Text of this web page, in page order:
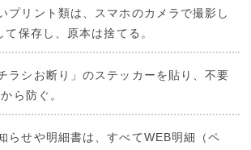
プリント類は、スマホのカメラで撮影し
保存し、原本は捨てる。
ラシお断り」のステッカーを貼り、不要
ら防ぐ。
らせや明細書は、すべてWEB明細（ペ